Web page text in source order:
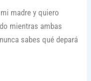
madre y quiero
mientras ambas
sabes qué depará